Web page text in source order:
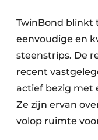
TwinBond blinkt
eenvoudige en
steenstrips. De
recent
actief bezig met
Ze zijn ervan
volop ruimte